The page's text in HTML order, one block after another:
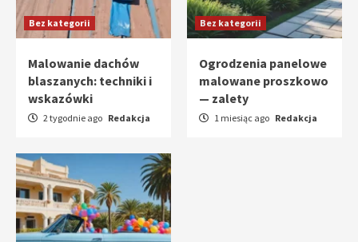
Bez kategorii
Malowanie dachów
blaszanych: techniki i
wskazówki
2 tygodnie ago Redakcja
Bez kategorii
Ogrodzenia panelowe
malowane proszkowo
— zalety
1 miesiąc ago Redakcja